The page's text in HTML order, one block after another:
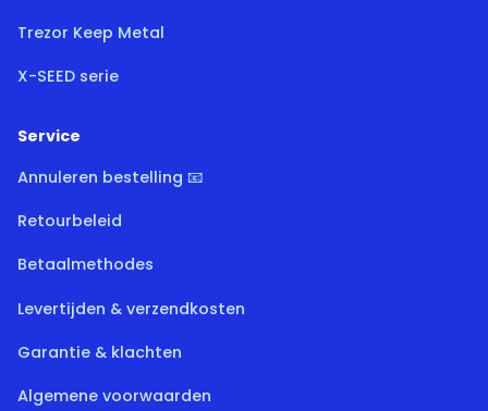
Trezor Keep Metal
X-SEED serie
Service
Annuleren bestelling 📧
Retourbeleid
Betaalmethodes
Levertijden & verzendkosten
Garantie & klachten
Algemene voorwaarden